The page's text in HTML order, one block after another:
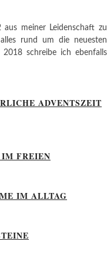
meiner Leidenschaft zu
rund um die neuesten
2018 schreibe ich ebenfalls
ADVENTSZEIT
IM FREIEN
IM ALLTAG